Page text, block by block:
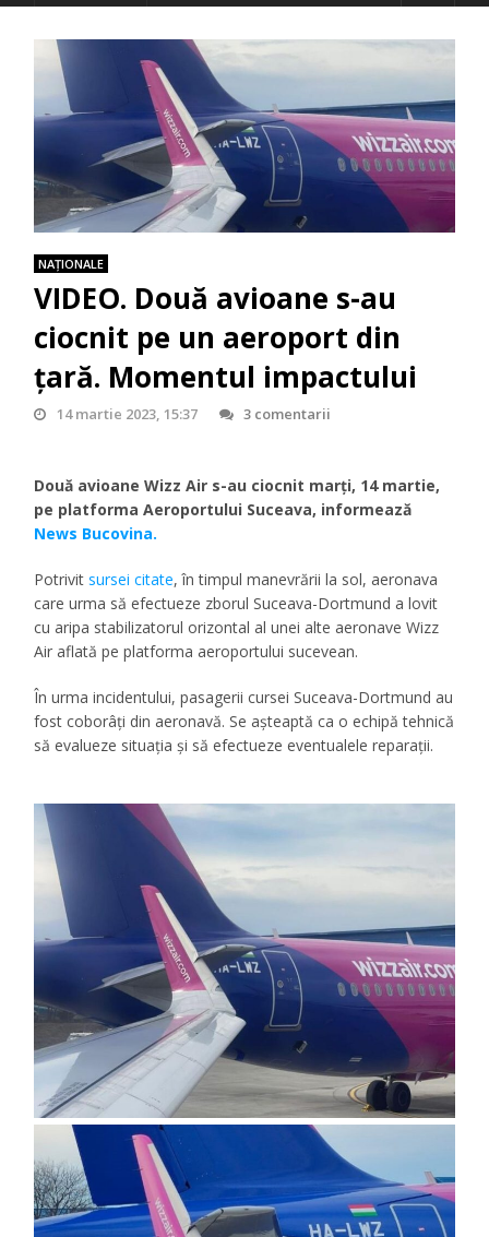
NAŢIONALE
VIDEO. Două avioane s-au
ciocnit pe un aeroport din
țară. Momentul impactului
14 martie 2023, 15:37 3 comentarii
Două avioane Wizz Air s-au ciocnit marți, 14 martie,
pe platforma Aeroportului Suceava, informează
News Bucovina.
Potrivitsursei citate, în timpul manevrării la sol, aeronava
care urma să efectueze zborul Suceava-Dortmund a lovit
cu aripa stabilizatorul orizontal al unei alte aeronave Wizz
Air aflată pe platforma aeroportului sucevean.
În urma incidentului, pasagerii cursei Suceava-Dortmund au
fost coborâți din aeronavă. Se așteaptă ca o echipă tehnică
să evalueze situația și să efectueze eventualele reparații.